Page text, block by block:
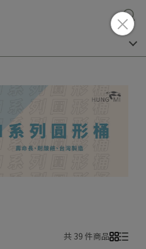
共 39 件商品